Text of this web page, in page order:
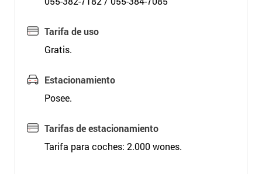
Tarifa de uso
Gratis.
Estacionamiento
Posee.
Tarifas de estacionamiento
Tarifa para coches: 2.000 wones.